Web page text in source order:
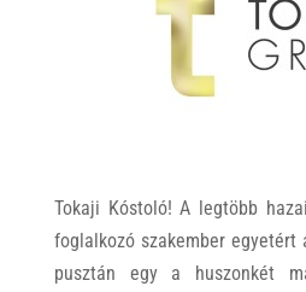
Tokaji Kóstoló! A legtöbb
foglalkozó szakember egyetért
pusztán egy a huszonkét